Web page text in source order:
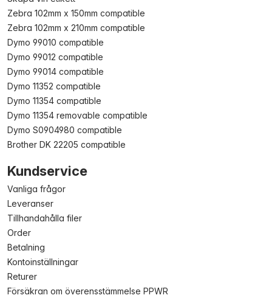
Zebra 102mm x 150mm compatible
Zebra 102mm x 210mm compatible
Dymo 99010 compatible
Dymo 99012 compatible
Dymo 99014 compatible
Dymo 11352 compatible
Dymo 11354 compatible
Dymo 11354 removable compatible
Dymo S0904980 compatible
Brother DK 22205 compatible
Kundservice
Vanliga frågor
Leveranser
Tillhandahålla filer
Order
Betalning
Kontoinställningar
Returer
Försäkran om överensstämmelse PPWR